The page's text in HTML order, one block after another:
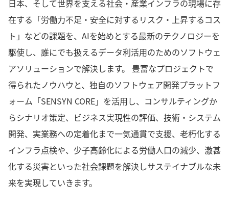
日本、そして世界を支える社会・産業インフラの現場に存
在する「労働力不足・安全に対するリスク・上昇するコス
ト」などの課題を、AIを始めとする最新のテクノロジーを
駆使し、誰にでも扱えるデータ利活用のためのソフトウェ
アソリューションで解決します。 豊富なプロジェクトで
得られたノウハウと、独自のソフトウェア開発プラットフ
ォーム「SENSYN CORE」を活用し、コンサルティングか
らシナリオ策定、ビジネス実現性の評価、技術・システム
開発、実業務への定着化まで一気通貫で支援、老朽化する
インフラ点検や、少子高齢化による労働人口の減少、激甚
化する災害といった社会課題を解決しサステイナブルな未
来を実現していきます。